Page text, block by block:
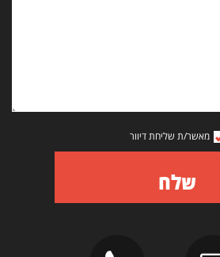
מאשר/ת שליחת דיוור
שלח